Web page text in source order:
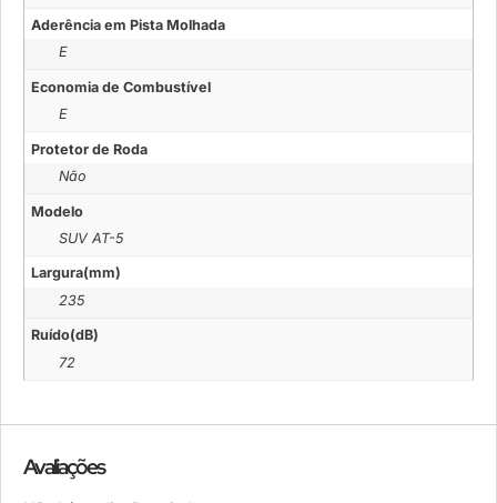
Aderência em Pista Molhada
E
Economia de Combustível
E
Protetor de Roda
Não
Modelo
SUV AT-5
Largura(mm)
235
Ruído(dB)
72
Avaliações